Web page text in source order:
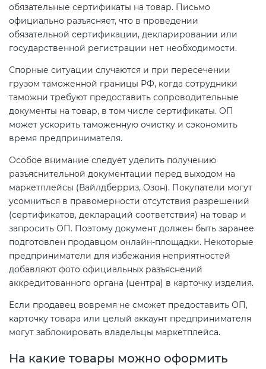
обязательные сертификаты на товар. Письмо
официально разъясняет, что в проведении
обязательной сертификации, декларировании или
государственной регистрации нет необходимости.
Спорные ситуации случаются и при пересечении
грузом таможенной границы РФ, когда сотрудники
таможни требуют предоставить сопроводительные
документы на товар, в том числе сертификаты. ОП
может ускорить таможенную очистку и сэкономить
время предпринимателя.
Особое внимание следует уделить получению
разъяснительной документации перед выходом на
маркетплейсы (Вайлдберриз, Озон). Покупатели могут
усомниться в правомерности отсутствия разрешений
(сертификатов, деклараций соответствия) на товар и
запросить ОП. Поэтому документ должен быть заранее
подготовлен продавцом онлайн-площадки. Некоторые
предприниматели для избежания неприятностей
добавляют фото официальных разъяснений
аккредитованного органа (центра) в карточку изделия.
Если продавец вовремя не сможет предоставить ОП,
карточку товара или целый аккаунт предпринимателя
могут заблокировать владельцы маркетплейса.
На какие товары можно оформить